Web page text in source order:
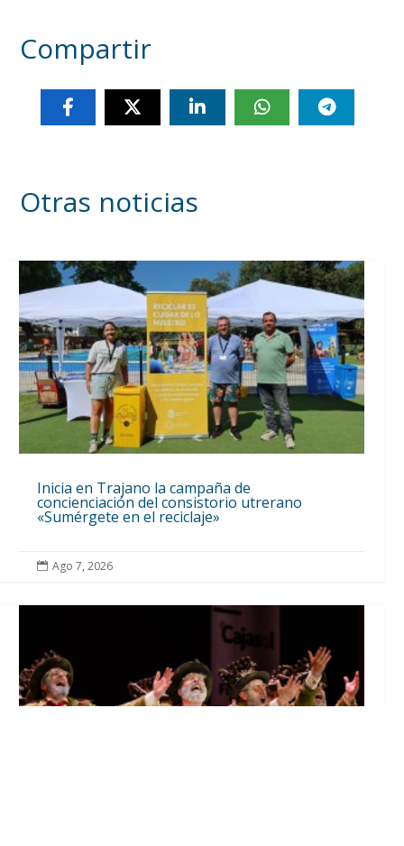
Compartir
Otras noticias
Inicia en Trajano la campaña de
concienciación del consistorio utrerano
«Sumérgete en el reciclaje»
 Ago 7, 2026